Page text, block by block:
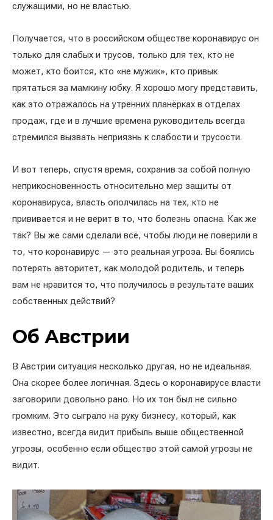
служащими, но не властью.
Получается, что в российском обществе коронавирус он
только для слабых и трусов, только для тех, кто не
может, кто боится, кто «не мужик», кто привык
прятаться за мамкину юбку. Я хорошо могу представить,
как это отражалось на утренних планёрках в отделах
продаж, где и в лучшие времена руководитель всегда
стремился вызвать неприязнь к слабости и трусости.
И вот теперь, спустя время, сохранив за собой полную
неприкосновенность относительно мер защиты от
коронавируса, власть ополчилась на тех, кто не
прививается и не верит в то, что болезнь опасна. Как же
так? Вы же сами сделали всё, чтобы люди не поверили в
то, что коронавирус — это реальная угроза. Вы боялись
потерять авторитет, как молодой родитель, и теперь
вам не нравится то, что получилось в результате ваших
собственных действий?
Об Австрии
В Австрии ситуация несколько другая, но не идеальная.
Она скорее более логичная. Здесь о коронавирусе власти
заговорили довольно рано. Но их тон был не сильно
громким. Это сыграло на руку бизнесу, который, как
известно, всегда видит прибыль выше общественной
угрозы, особенно если общество этой самой угрозы не
видит.